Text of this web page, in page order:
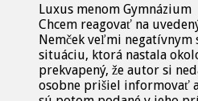
Luxus menom Gymnázium
Chcem reagovať na
Nemček veľmi
situáciu, ktorá nastala
prekvapený, že autor si
osobne prišiel informovať